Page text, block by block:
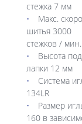
стежка 7 мм
Макс.
шитья 3000
стежков / мин.
Высота
лапки 12 мм
Система
134LR
Размер
160 в